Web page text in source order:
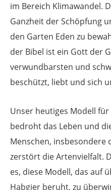
im Bereich Klimawandel.
Ganzheit der Schöpfung
den Garten Eden zu
der Bibel ist ein Gott der
verwundbarsten und
beschützt, liebt und sich
Unser heutiges Modell
bedroht das Leben und
Menschen,
zerstört die Artenvielfalt.
es, diese Modell, das auf
Habgier beruht, zu